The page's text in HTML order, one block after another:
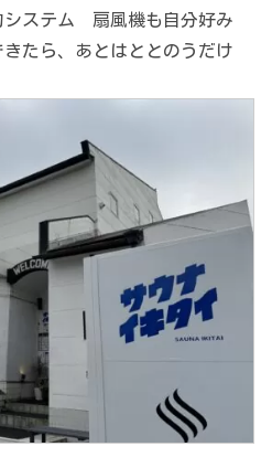
システム 扇風機も自分好み
たら、あとはととのうだけ